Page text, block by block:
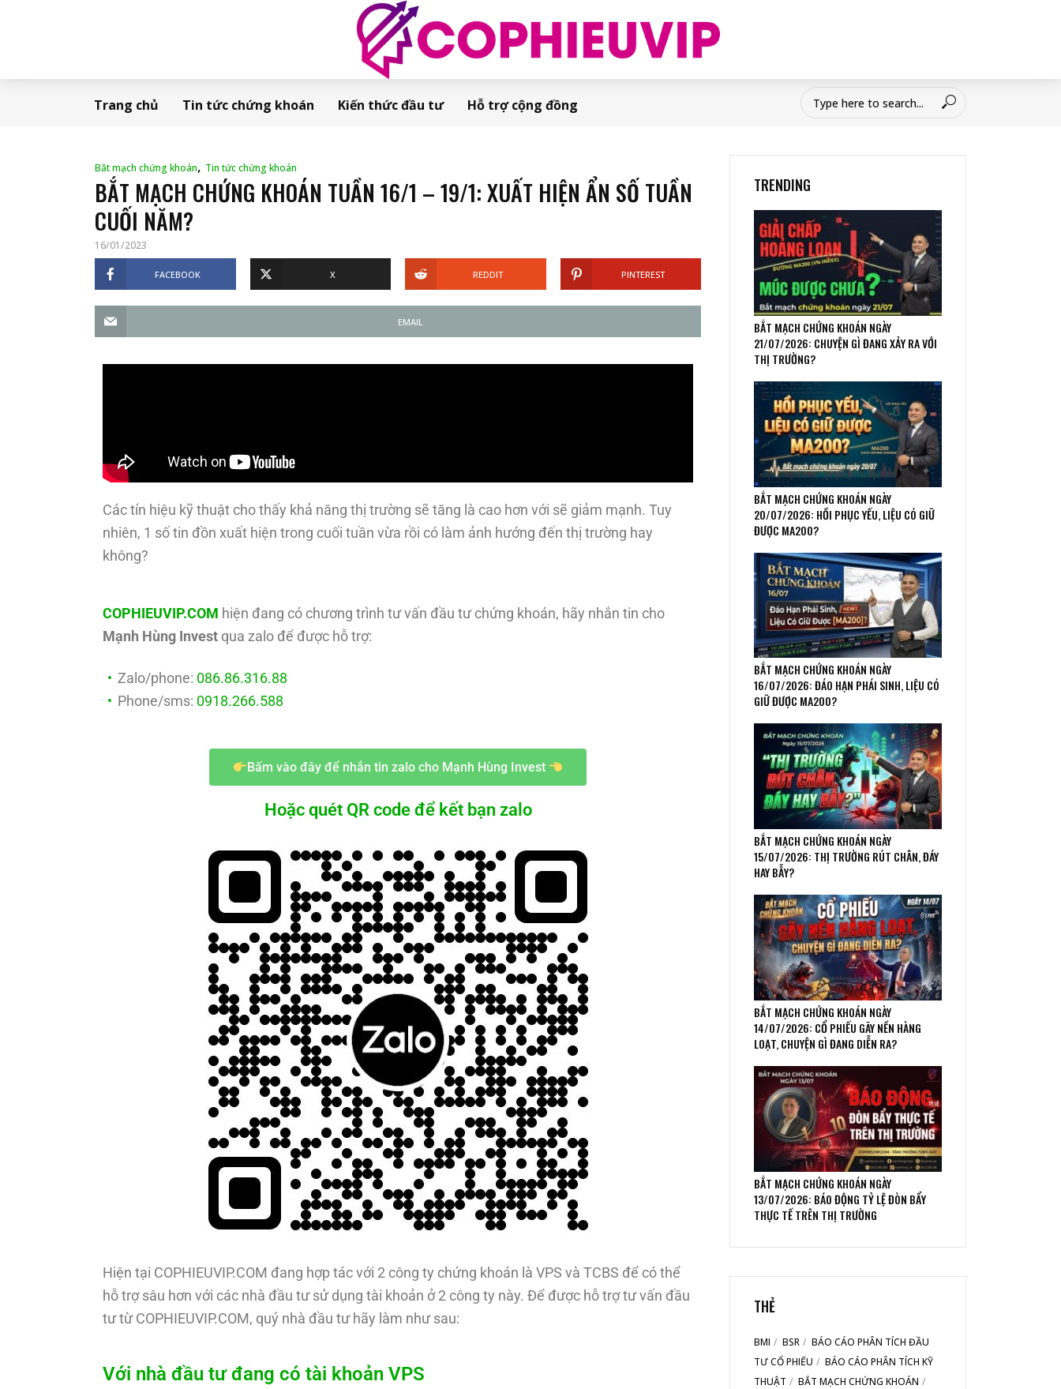
Trang chủ Tin tức chứng khoán Kiến thức đầu tư Hỗ trợ cộng đồng
Bắt mạch chứng khoán, Tin tức chứng khoán
BẮT MẠCH CHỨNG KHOÁN TUẦN 16/1 – 19/1: XUẤT HIỆN ẨN SỐ TUẦN
CUỐI NĂM?
16/01/2023
FACEBOOK X REDDIT PINTEREST
EMAIL
Các tín hiệu kỹ thuật cho thấy khả năng thị trường sẽ tăng là cao hơn với sẽ giảm mạnh. Tuy
nhiên, 1 số tin đồn xuất hiện trong cuối tuần vừa rồi có làm ảnh hướng đến thị trường hay
không?
COPHIEUVIP.COM hiện đang có chương trình tư vấn đầu tư chứng khoán, hãy nhắn tin cho
Mạnh Hùng Invest qua zalo để được hỗ trợ:
Zalo/phone: 086.86.316.88
Phone/sms: 0918.266.588
Bấm vào đây để nhắn tin zalo cho Mạnh Hùng Invest
Hoặc quét QR code để kết bạn zalo
Hiện tại COPHIEUVIP.COM đang hợp tác với 2 công ty chứng khoán là VPS và TCBS để có thể
hỗ trợ sâu hơn với các nhà đầu tư sử dụng tài khoản ở 2 công ty này. Để được hỗ trợ tư vấn đầu
tư từ COPHIEUVIP.COM, quý nhà đầu tư hãy làm như sau:
Với nhà đầu tư đang có tài khoản VPS
TRENDING
BẮT MẠCH CHỨNG KHOÁN NGÀY
21/07/2026: CHUYỆN GÌ ĐANG XẢY RA VỚI
THỊ TRƯỜNG?
BẮT MẠCH CHỨNG KHOÁN NGÀY
20/07/2026: HỒI PHỤC YẾU, LIỆU CÓ GIỮ
ĐƯỢC MA200?
BẮT MẠCH CHỨNG KHOÁN NGÀY
16/07/2026: ĐÁO HẠN PHÁI SINH, LIỆU CÓ
GIỮ ĐƯỢC MA200?
BẮT MẠCH CHỨNG KHOÁN NGÀY
15/07/2026: THỊ TRƯỜNG RÚT CHÂN, ĐÁY
HAY BẪY?
BẮT MẠCH CHỨNG KHOÁN NGÀY
14/07/2026: CỔ PHIẾU GÃY NỀN HÀNG
LOẠT, CHUYỆN GÌ ĐANG DIỄN RA?
BẮT MẠCH CHỨNG KHOÁN NGÀY
13/07/2026: BÁO ĐỘNG TỶ LỆ ĐÒN BẨY
THỰC TẾ TRÊN THỊ TRƯỜNG
THẺ
BMI BSR
BÁO CÁO PHÂN TÍCH ĐẦU
TƯ CỔ PHIẾU
BÁO CÁO PHÂN TÍCH KỸ
THUẬT
BẮT MẠCH CHỨNG KHOÁN